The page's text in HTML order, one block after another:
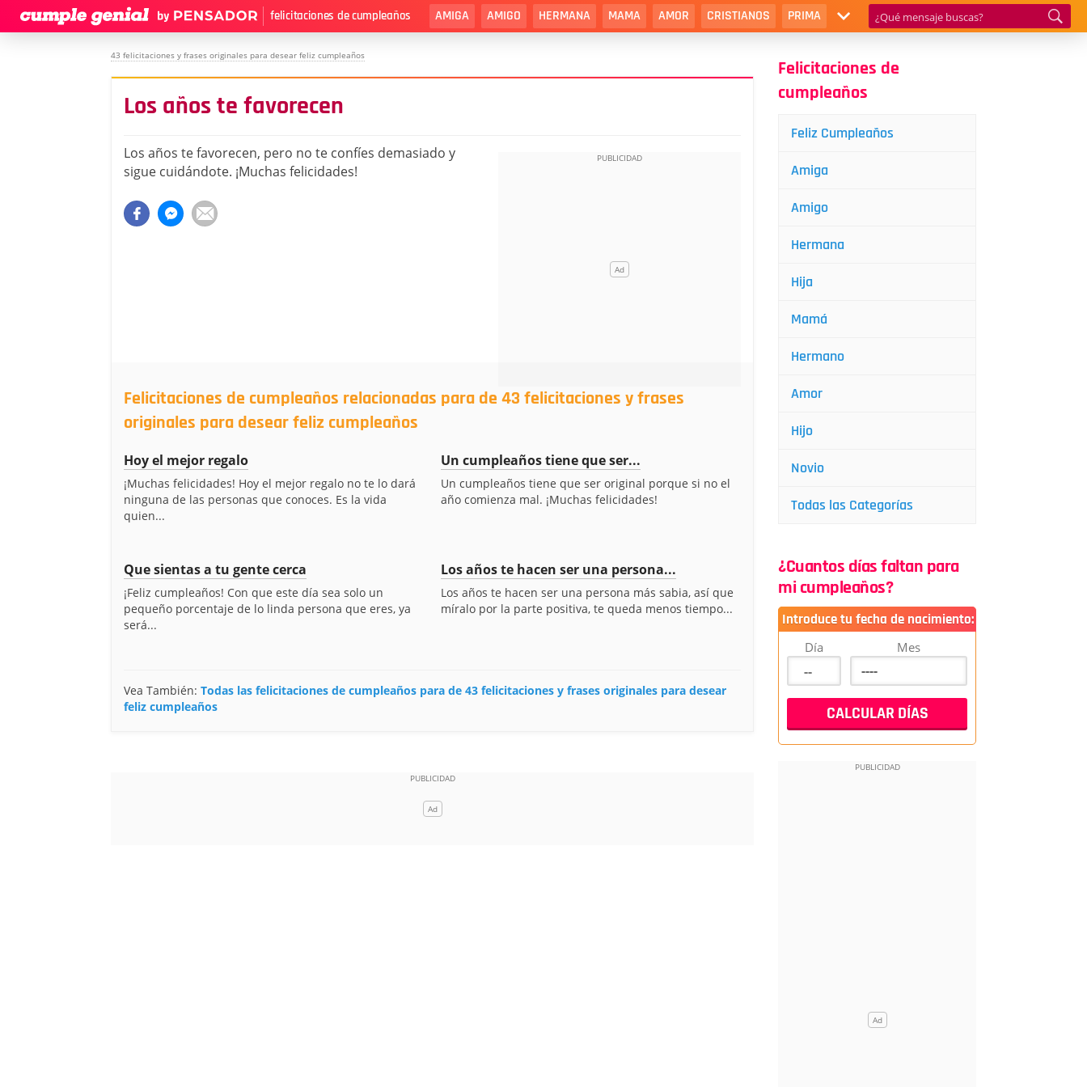
felicitaciones de cumpleaños AMIGA AMIGO HERMANA MAMA AMOR CRISTIANOS PRIMA
43 felicitaciones y frases originales para desear feliz cumpleaños
Los años te favorecen
Los años te favorecen, pero no te confíes demasiado y
sigue cuidándote. ¡Muchas felicidades!
Felicitaciones de cumpleaños relacionadas para de 43 felicitaciones y frases
originales para desear feliz cumpleaños
Hoy el mejor regalo
¡Muchas felicidades! Hoy el mejor regalo no te lo dará
ninguna de las personas que conoces. Es la vida
quien...
Un cumpleaños tiene que ser...
Un cumpleaños tiene que ser original porque si no el
año comienza mal. ¡Muchas felicidades!
Que sientas a tu gente cerca
¡Feliz cumpleaños! Con que este día sea solo un
pequeño porcentaje de lo linda persona que eres, ya
será...
Los años te hacen ser una persona...
Los años te hacen ser una persona más sabia, así que
míralo por la parte positiva, te queda menos tiempo...
Vea También: Todas las felicitaciones de cumpleaños para de 43 felicitaciones y frases originales para desear
feliz cumpleaños
Felicitaciones de
cumpleaños
Feliz Cumpleaños
Amiga
Amigo
Hermana
Hija
Mamá
Hermano
Amor
Hijo
Novio
Todas las Categorías
¿Cuantos días faltan para
mi cumpleaños?
Introduce tu fecha de nacimiento:
Día Mes